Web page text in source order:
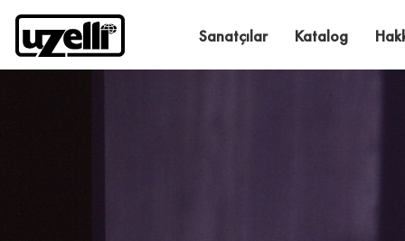
Sanatçılar Katalog